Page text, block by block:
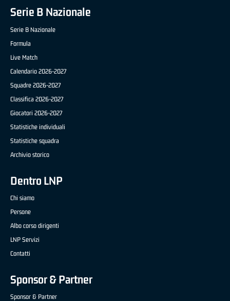
Serie B Nazionale
Serie B Nazionale
Formula
Live Match
Calendario 2026-2027
Squadre 2026-2027
Classifica 2026-2027
Giocatori 2026-2027
Statistiche individuali
Statistiche squadra
Archivio storico
Dentro LNP
Chi siamo
Persone
Albo corso dirigenti
LNP Servizi
Contatti
Sponsor & Partner
Sponsor & Partner